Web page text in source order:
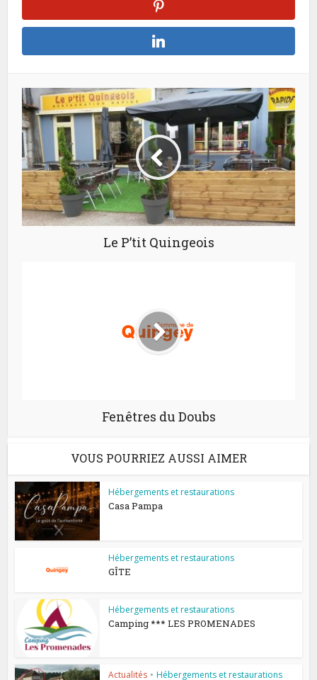
Le P’tit Quingeois
Fenêtres du Doubs
VOUS POURRIEZ AUSSI AIMER
Hébergements et restaurations
Casa Pampa
Hébergements et restaurations
GÎTE
Hébergements et restaurations
Camping *** LES PROMENADES
Actualités • Hébergements et restaurations